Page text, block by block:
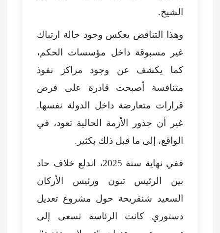
الشيخ.
وهذا التناقض يعكس وجود حالة ارتباك
غير مسبوقة داخل مؤسسات الحكم،
كما يكشف عن وجود مراكز نفوذ
متنافسة أصبحت قادرة على فرض
قرارات متعارضة داخل الدولة نفسها.
غير أن جذور الأزمة الحالية تعود، في
الواقع، إلى ما قبل ذلك بكثير.
ففي نهاية سنة 2025، اندلع خلاف حاد
بين الرئيس تبون ورئيس الأركان
السعيد شنقريحة حول مشروع تعديل
دستوري كانت الرئاسة تسعى إلى